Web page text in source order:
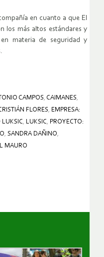
en cuanto a que El
los más altos estándares y
materia de seguridad y
CAMPOS, CAIMANES,
FLORES, EMPRESA:
LUKSIC, LUKSIC, PROYECTO:
, SANDRA DAÑINO,
MAURO